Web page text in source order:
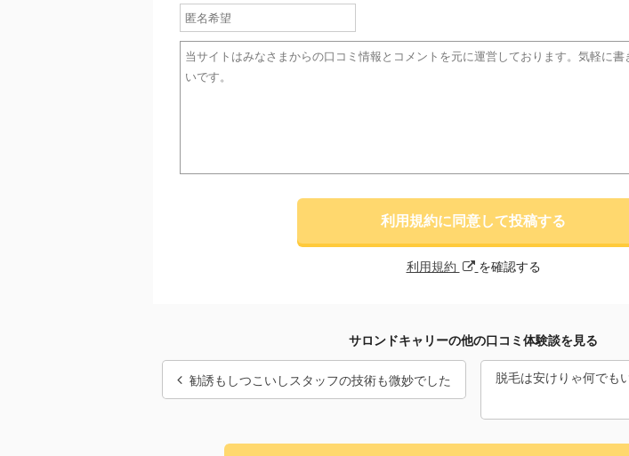
利用規約に同意して投稿する
利用規約 を確認する
サロンドキャリーの他の口コミ体験談を見る
勧誘もしつこいしスタッフの技術も微妙でした
脱毛は安けりゃ何でも